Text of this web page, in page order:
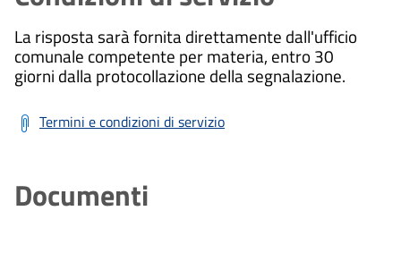
La risposta sarà fornita direttamente dall'ufficio
comunale competente per materia, entro 30
giorni dalla protocollazione della segnalazione.
Termini e condizioni di servizio
Documenti